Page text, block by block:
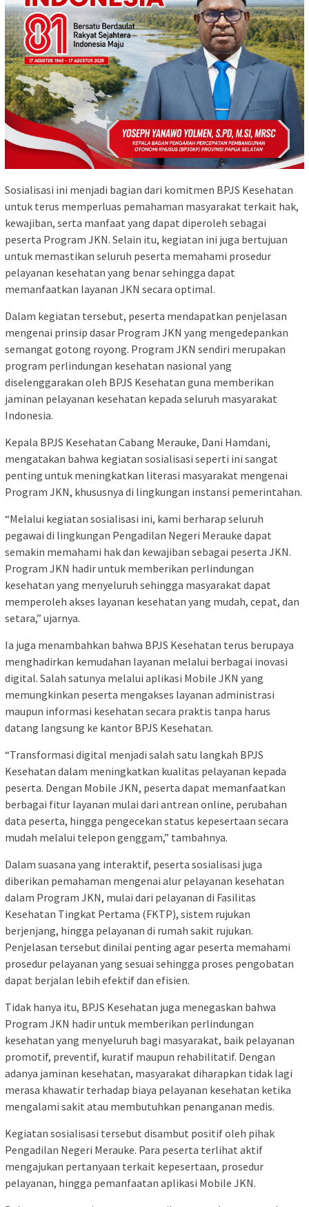
Sosialisasi ini menjadi bagian dari komitmen BPJS Kesehatan
untuk terus memperluas pemahaman masyarakat terkait hak,
kewajiban, serta manfaat yang dapat diperoleh sebagai
peserta Program JKN. Selain itu, kegiatan ini juga bertujuan
untuk memastikan seluruh peserta memahami prosedur
pelayanan kesehatan yang benar sehingga dapat
memanfaatkan layanan JKN secara optimal.
Dalam kegiatan tersebut, peserta mendapatkan penjelasan
mengenai prinsip dasar Program JKN yang mengedepankan
semangat gotong royong. Program JKN sendiri merupakan
program perlindungan kesehatan nasional yang
diselenggarakan oleh BPJS Kesehatan guna memberikan
jaminan pelayanan kesehatan kepada seluruh masyarakat
Indonesia.
Kepala BPJS Kesehatan Cabang Merauke, Dani Hamdani,
mengatakan bahwa kegiatan sosialisasi seperti ini sangat
penting untuk meningkatkan literasi masyarakat mengenai
Program JKN, khususnya di lingkungan instansi pemerintahan.
“Melalui kegiatan sosialisasi ini, kami berharap seluruh
pegawai di lingkungan Pengadilan Negeri Merauke dapat
semakin memahami hak dan kewajiban sebagai peserta JKN.
Program JKN hadir untuk memberikan perlindungan
kesehatan yang menyeluruh sehingga masyarakat dapat
memperoleh akses layanan kesehatan yang mudah, cepat, dan
setara,” ujarnya.
Ia juga menambahkan bahwa BPJS Kesehatan terus berupaya
menghadirkan kemudahan layanan melalui berbagai inovasi
digital. Salah satunya melalui aplikasi Mobile JKN yang
memungkinkan peserta mengakses layanan administrasi
maupun informasi kesehatan secara praktis tanpa harus
datang langsung ke kantor BPJS Kesehatan.
“Transformasi digital menjadi salah satu langkah BPJS
Kesehatan dalam meningkatkan kualitas pelayanan kepada
peserta. Dengan Mobile JKN, peserta dapat memanfaatkan
berbagai fitur layanan mulai dari antrean online, perubahan
data peserta, hingga pengecekan status kepesertaan secara
mudah melalui telepon genggam,” tambahnya.
Dalam suasana yang interaktif, peserta sosialisasi juga
diberikan pemahaman mengenai alur pelayanan kesehatan
dalam Program JKN, mulai dari pelayanan di Fasilitas
Kesehatan Tingkat Pertama (FKTP), sistem rujukan
berjenjang, hingga pelayanan di rumah sakit rujukan.
Penjelasan tersebut dinilai penting agar peserta memahami
prosedur pelayanan yang sesuai sehingga proses pengobatan
dapat berjalan lebih efektif dan efisien.
Tidak hanya itu, BPJS Kesehatan juga menegaskan bahwa
Program JKN hadir untuk memberikan perlindungan
kesehatan yang menyeluruh bagi masyarakat, baik pelayanan
promotif, preventif, kuratif maupun rehabilitatif. Dengan
adanya jaminan kesehatan, masyarakat diharapkan tidak lagi
merasa khawatir terhadap biaya pelayanan kesehatan ketika
mengalami sakit atau membutuhkan penanganan medis.
Kegiatan sosialisasi tersebut disambut positif oleh pihak
Pengadilan Negeri Merauke. Para peserta terlihat aktif
mengajukan pertanyaan terkait kepesertaan, prosedur
pelayanan, hingga pemanfaatan aplikasi Mobile JKN.